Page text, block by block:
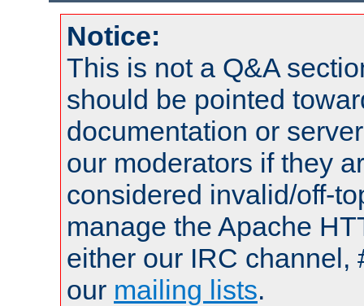
Notice:
This is not a Q&A
should be pointed
documentation or
our moderators if they
considered invalid/off-
manage the Apache
either our IRC channel,
our mailing lists.